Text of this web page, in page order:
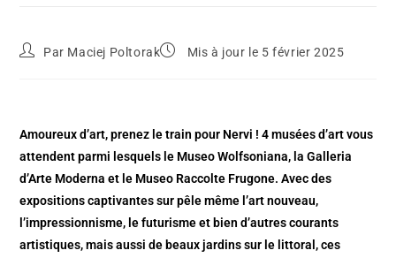
Par Maciej Poltorak Mis à jour le 5 février 2025
Amoureux d’art, prenez le train pour Nervi ! 4 musées d’art vous
attendent parmi lesquels le Museo Wolfsoniana, la Galleria
d’Arte Moderna et le Museo Raccolte Frugone. Avec des
expositions captivantes sur pêle même l’art nouveau,
l’impressionnisme, le futurisme et bien d’autres courants
artistiques, mais aussi de beaux jardins sur le littoral, ces